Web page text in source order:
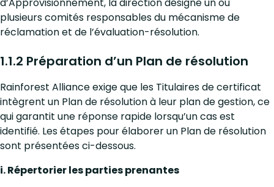
d’Approvisionnement, la direction désigne un ou
plusieurs comités responsables du mécanisme de
réclamation et de l’évaluation-résolution.
1.1.2 Préparation d’un Plan de résolution
Rainforest Alliance exige que les Titulaires de certificat
intègrent un Plan de résolution à leur plan de gestion, ce
qui garantit une réponse rapide lorsqu’un cas est
identifié. Les étapes pour élaborer un Plan de résolution
sont présentées ci-dessous.
i. Répertorier les parties prenantes